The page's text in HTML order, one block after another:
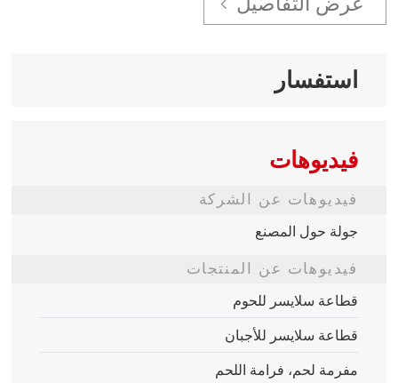
استفسار
فيديوهات
فيديوهات عن الشركة
جولة حول المصنع
فيديوهات عن المنتجات
قطاعة سلايسر للحوم
قطاعة سلايسر للأجبان
مفرمة لحم، فرامة اللحم